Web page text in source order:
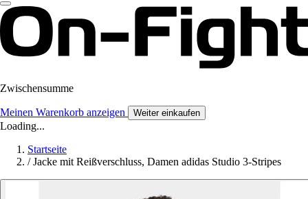
Zwischensumme
Meinen Warenkorb anzeigen Weiter einkaufen
Loading...
Startseite
/ Jacke mit Reißverschluss, Damen adidas Studio 3-Stripes